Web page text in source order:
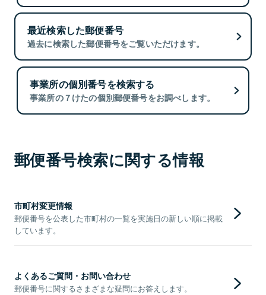
最近検索した郵便番号
過去に検索した郵便番号をご覧いただけます。
事業所の個別番号を検索する
事業所の７けたの個別郵便番号をお調べします。
郵便番号検索に関する情報
市町村変更情報
郵便番号を公表した市町村の一覧を実施日の新しい順に掲載
しています。
よくあるご質問・お問い合わせ
郵便番号に関するさまざまな疑問にお答えします。